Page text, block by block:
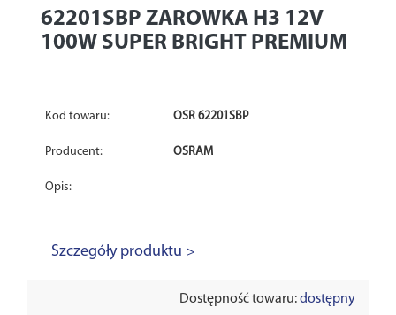
62201SBP ZAROWKA H3 12V
100W SUPER BRIGHT PREMIUM
Kod towaru: OSR 62201SBP
Producent: OSRAM
Opis:
Szczegóły produktu >
Dostępność towaru:dostępny